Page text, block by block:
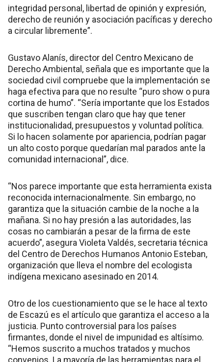
integridad personal, libertad de opinión y expresión,
derecho de reunión y asociación pacíficas y derecho
a circular libremente”.
Gustavo Alanís, director del Centro Mexicano de
Derecho Ambiental, señala que es importante que la
sociedad civil compruebe que la implementación se
haga efectiva para que no resulte “puro show o pura
cortina de humo”. “Sería importante que los Estados
que suscriben tengan claro que hay que tener
institucionalidad, presupuestos y voluntad política.
Si lo hacen solamente por apariencia, podrían pagar
un alto costo porque quedarían mal parados ante la
comunidad internacional”, dice.
“Nos parece importante que esta herramienta exista
reconocida internacionalmente. Sin embargo, no
garantiza que la situación cambie de la noche a la
mañana. Si no hay presión a las autoridades, las
cosas no cambiarán a pesar de la firma de este
acuerdo”, asegura Violeta Valdés, secretaria técnica
del Centro de Derechos Humanos Antonio Esteban,
organización que lleva el nombre del ecologista
indígena mexicano asesinado en 2014.
Otro de los cuestionamiento que se le hace al texto
de Escazú es el artículo que garantiza el acceso a la
justicia. Punto controversial para los países
firmantes, donde el nivel de impunidad es altísimo.
“Hemos suscrito a muchos tratados y muchos
convenios. La mayoría de las herramientas para el